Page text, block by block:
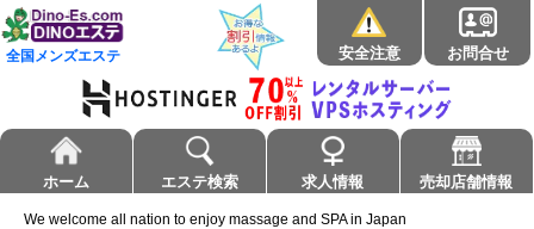
全国メンズエステ 安全注意 お問合せ
ホーム エステ検索 求人情報 売却店舗情報
We welcome all nation to enjoy massage and SPA in Japan